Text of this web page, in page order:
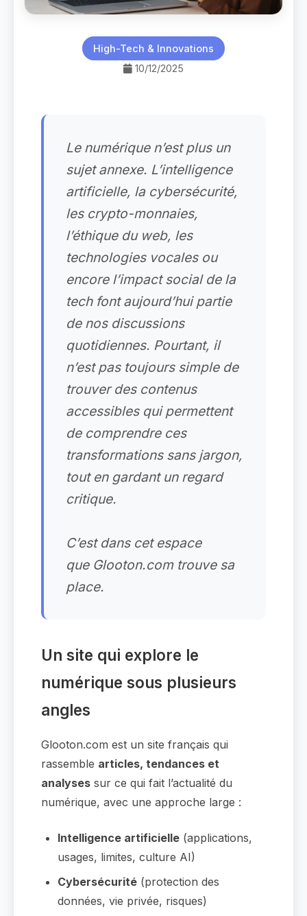
High-Tech & Innovations
10/12/2025
Le numérique n’est plus un
sujet annexe. L’intelligence
artificielle, la cybersécurité,
les crypto-monnaies,
l’éthique du web, les
technologies vocales ou
encore l’impact social de la
tech font aujourd’hui partie
de nos discussions
quotidiennes. Pourtant, il
n’est pas toujours simple de
trouver des contenus
accessibles qui permettent
de comprendre ces
transformations sans jargon,
tout en gardant un regard
critique.
C’est dans cet espace
que Glooton.com trouve sa
place.
Un site qui explore le
numérique sous plusieurs
angles
Glooton.com est un site français qui
rassemble articles, tendances et
analyses sur ce qui fait l’actualité du
numérique, avec une approche large :
Intelligence artificielle (applications,
usages, limites, culture AI)
Cybersécurité (protection des
données, vie privée, risques)